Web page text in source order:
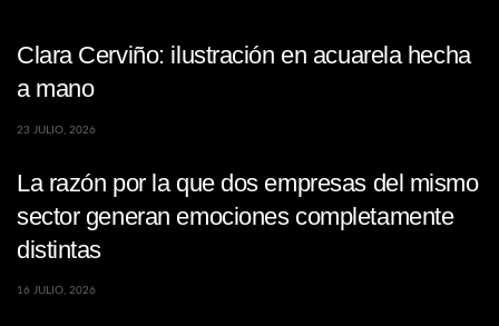
Clara Cerviño: ilustración en acuarela hecha
a mano
23 JULIO, 2026
La razón por la que dos empresas del mismo
sector generan emociones completamente
distintas
16 JULIO, 2026